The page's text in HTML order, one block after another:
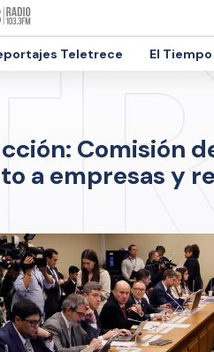
Teletrece El Tiempo
Comisión
a empresas y